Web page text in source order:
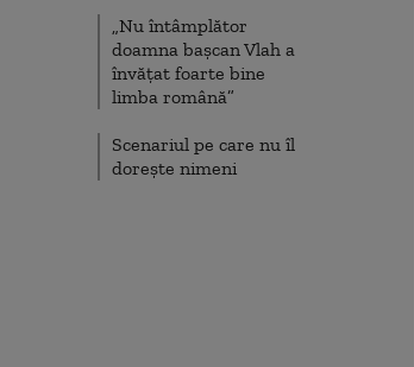
„Nu întâmplător
doamna bașcan Vlah a
învățat foarte bine
limba română”
Scenariul pe care nu îl
dorește nimeni